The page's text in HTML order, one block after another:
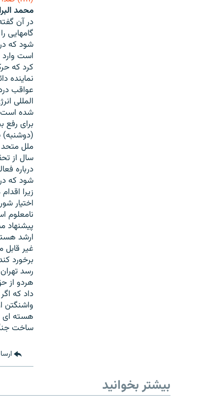
محمد
در آن
گامهایی
شود که
است
کرد که
نماینده
عواقب
المللی
شده است
برای رفع
(دوشنبه)
ملل
سال از
درباره
شود که
زیرا
اختیار
نامعلوم
پیشنهاد
ارشد
غیر قابل
برخورد
رسد
هردو از
داد که
واشنگتن
هسته ای
ساخت
بیشتر بخوانید